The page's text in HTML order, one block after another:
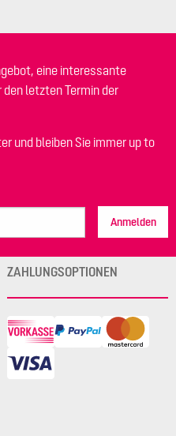
eine interessante
den letzten Termin der
und bleiben Sie immer up to
Anmelden
ZAHLUNGSOPTIONEN